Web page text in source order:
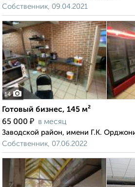
Собственник, 09.04.2021
14
Готовый бизнес, 145 м²
65 000 ₽ в месяц
Заводской район, имени Г.К.
Собственник, 07.06.2022